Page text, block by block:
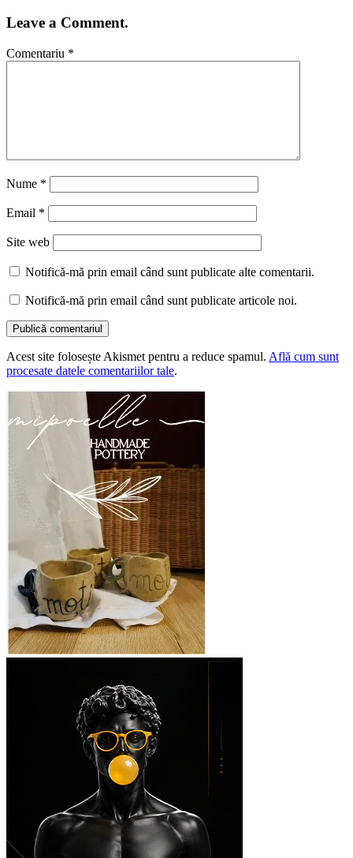
Leave a Comment.
Comentariu *
Nume *
Email *
Site web
Notifică-mă prin email când sunt publicate alte comentarii.
Notifică-mă prin email când sunt publicate articole noi.
Acest site folosește Akismet pentru a reduce spamul. Află cum sunt
procesate datele comentariilor tale.